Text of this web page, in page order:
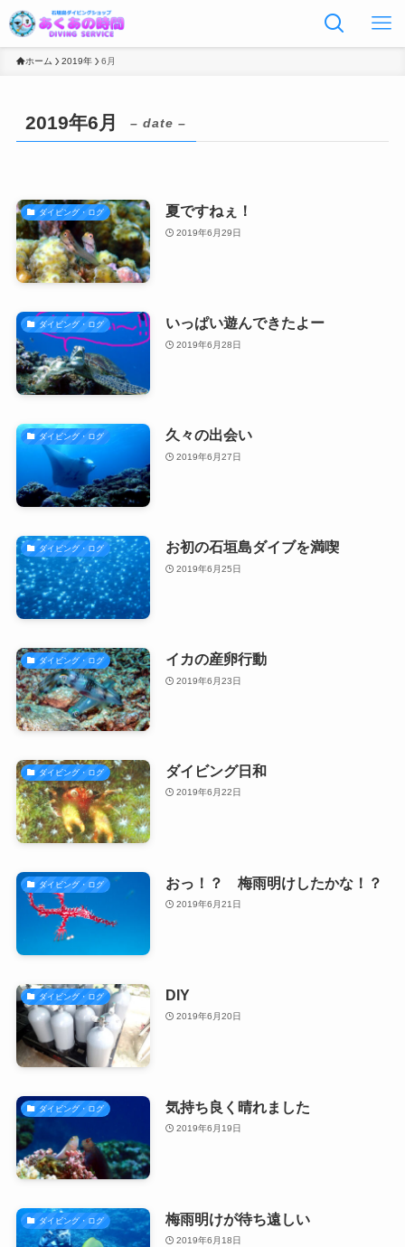
ホーム 2019年 6月
2019年6月 – date –
ダイビング・ログ 夏ですねぇ！
2019年6月29日
ダイビング・ログ いっぱい遊んできたよー
2019年6月28日
ダイビング・ログ 久々の出会い
2019年6月27日
ダイビング・ログ お初の石垣島ダイブを満喫
2019年6月25日
ダイビング・ログ イカの産卵行動
2019年6月23日
ダイビング・ログ ダイビング日和
2019年6月22日
ダイビング・ログ おっ！？ 梅雨明けしたかな！？
2019年6月21日
ダイビング・ログ DIY
2019年6月20日
ダイビング・ログ 気持ち良く晴れました
2019年6月19日
ダイビング・ログ 梅雨明けが待ち遠しい
2019年6月18日